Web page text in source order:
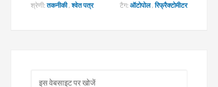
श्रेणी:तकनीकी,श्वेत पत्र टैग: ऑटोपोल,रिफ्रैक्टोमीटर